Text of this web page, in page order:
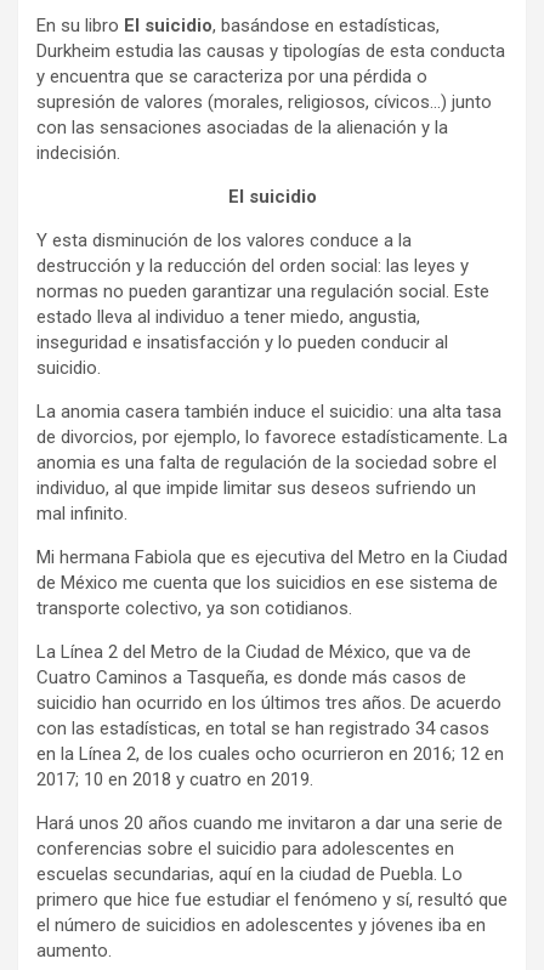
En su libro El suicidio, basándose en estadísticas,
Durkheim estudia las causas y tipologías de esta conducta
y encuentra que se caracteriza por una pérdida o
supresión de valores (morales, religiosos, cívicos…) junto
con las sensaciones asociadas de la alienación y la
indecisión.
El suicidio
Y esta disminución de los valores conduce a la
destrucción y la reducción del orden social: las leyes y
normas no pueden garantizar una regulación social. Este
estado lleva al individuo a tener miedo, angustia,
inseguridad e insatisfacción y lo pueden conducir al
suicidio.
La anomia casera también induce el suicidio: una alta tasa
de divorcios, por ejemplo, lo favorece estadísticamente. La
anomia es una falta de regulación de la sociedad sobre el
individuo, al que impide limitar sus deseos sufriendo un
mal infinito.
Mi hermana Fabiola que es ejecutiva del Metro en la Ciudad
de México me cuenta que los suicidios en ese sistema de
transporte colectivo, ya son cotidianos.
La Línea 2 del Metro de la Ciudad de México, que va de
Cuatro Caminos a Tasqueña, es donde más casos de
suicidio han ocurrido en los últimos tres años. De acuerdo
con las estadísticas, en total se han registrado 34 casos
en la Línea 2, de los cuales ocho ocurrieron en 2016; 12 en
2017; 10 en 2018 y cuatro en 2019.
Hará unos 20 años cuando me invitaron a dar una serie de
conferencias sobre el suicidio para adolescentes en
escuelas secundarias, aquí en la ciudad de Puebla. Lo
primero que hice fue estudiar el fenómeno y sí, resultó que
el número de suicidios en adolescentes y jóvenes iba en
aumento.